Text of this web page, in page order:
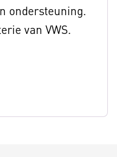
ondersteuning.
van VWS.